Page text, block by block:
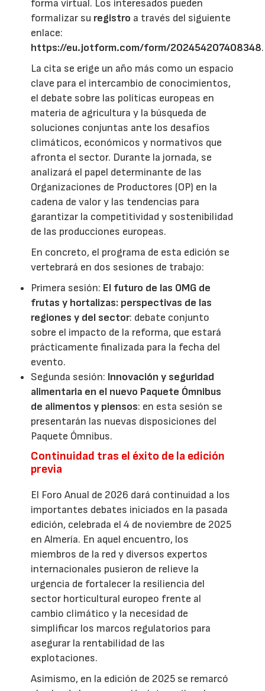
forma virtual. Los interesados pueden
formalizar su registro a través del siguiente
enlace:
https://eu.jotform.com/form/202454207408348.
La cita se erige un año más como un espacio
clave para el intercambio de conocimientos,
el debate sobre las políticas europeas en
materia de agricultura y la búsqueda de
soluciones conjuntas ante los desafíos
climáticos, económicos y normativos que
afronta el sector. Durante la jornada, se
analizará el papel determinante de las
Organizaciones de Productores (OP) en la
cadena de valor y las tendencias para
garantizar la competitividad y sostenibilidad
de las producciones europeas.
En concreto, el programa de esta edición se
vertebrará en dos sesiones de trabajo:
Primera sesión: El futuro de las OMG de
frutas y hortalizas: perspectivas de las
regiones y del sector: debate conjunto
sobre el impacto de la reforma, que estará
prácticamente finalizada para la fecha del
evento.
Segunda sesión: Innovación y seguridad
alimentaria en el nuevo Paquete Ómnibus
de alimentos y piensos: en esta sesión se
presentarán las nuevas disposiciones del
Paquete Ómnibus.
Continuidad tras el éxito de la edición
previa
El Foro Anual de 2026 dará continuidad a los
importantes debates iniciados en la pasada
edición, celebrada el 4 de noviembre de 2025
en Almería. En aquel encuentro, los
miembros de la red y diversos expertos
internacionales pusieron de relieve la
urgencia de fortalecer la resiliencia del
sector horticultural europeo frente al
cambio climático y la necesidad de
simplificar los marcos regulatorios para
asegurar la rentabilidad de las
explotaciones.
Asimismo, en la edición de 2025 se remarcó